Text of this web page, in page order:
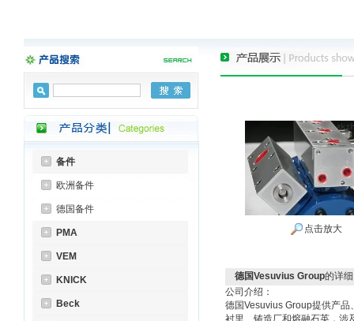
备件
欧洲备件
德国备件
PMA
VEM
KNICK
Beck
点击放大
德国Vesuvius Group的详
公司介绍：
德国Vesuvius Group提供产
衬里、铸造厂和熔融石英，涉